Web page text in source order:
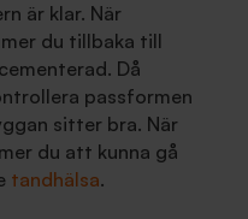
är klar. När
du tillbaka till
Då
passformen
sitter bra. När
du att kunna gå
tandhälsa.